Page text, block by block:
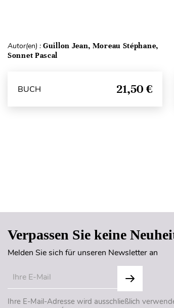
Autor(en) : Guillon Jean, Moreau Stéphane,
Sonnet Pascal
BUCH 21,50 €
Verpassen Sie keine
Melden Sie sich für unseren Newsletter an
Ihre E-Mail-Adresse wird ausschließlich